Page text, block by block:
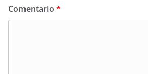
Comentario *